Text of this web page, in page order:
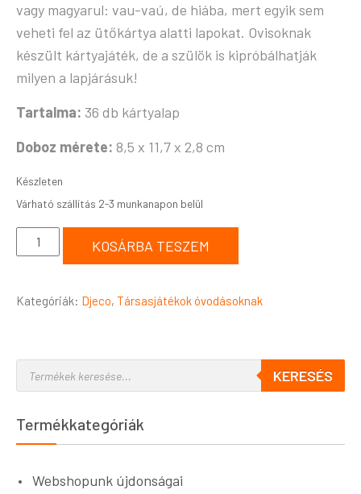
vagy magyarul: vau-vaú, de hiába, mert egyik sem
veheti fel az ütőkártya alatti lapokat. Ovisoknak
készült kártyajáték, de a szülök is kipróbálhatják
milyen a lapjárásuk!
Tartalma: 36 db kártyalap
Doboz mérete: 8,5 x 11,7 x 2,8 cm
Készleten
KOSÁRBA TESZEM
Kategóriák: Djeco, Társasjátékok óvodásoknak
KERESÉS
Termékkategóriák
Webshopunk újdonságai